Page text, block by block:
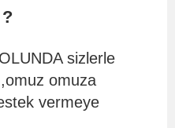
sizlerle
omuza
vermeye